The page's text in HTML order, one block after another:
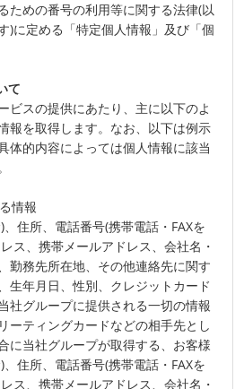
ための番号の利用等に関する法律(以
)に定める「特定個人情報」及び「個
て
ビスの提供にあたり、主に以下のよ
報を取得します。なお、以下は例示
体的内容によっては個人情報に該当
情報
、住所、電話番号(携帯電話・FAXを
ス、携帯メールアドレス、会社名・
勤務先所在地、その他連絡先に関す
生年月日、性別、クレジットカード
社グループに提供される一切の情報
ーティングカードなどの相手先とし
に当社グループが取得する、お客様
住所、電話番号(携帯電話・FAXを
ス、携帯メールアドレス、会社名・